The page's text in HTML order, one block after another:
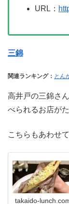
URL：
三錦
関連ランキング： とん
高井戸の三錦さ
べられるお店が
こちらもあわせ
takaido-